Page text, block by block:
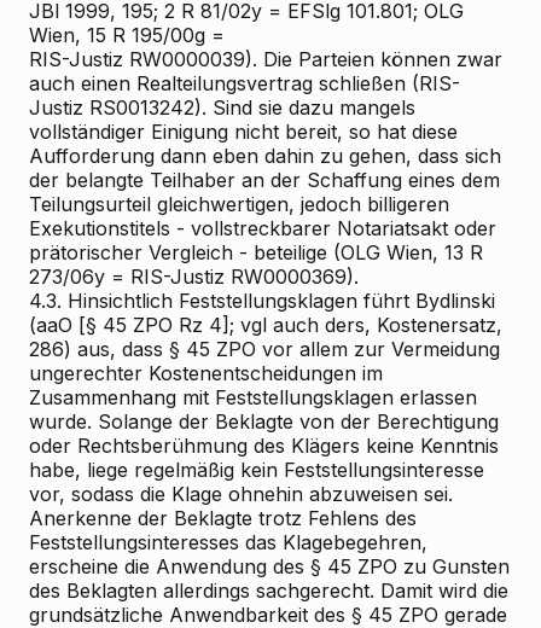
JBl 1999, 195; 2 R 81/02y = EFSlg 101.801; OLG
Wien, 15 R 195/00g =
RIS-Justiz RW0000039). Die Parteien können zwar
auch einen Realteilungsvertrag schließen (RIS-
Justiz RS0013242). Sind sie dazu mangels
vollständiger Einigung nicht bereit, so hat diese
Aufforderung dann eben dahin zu gehen, dass sich
der belangte Teilhaber an der Schaffung eines dem
Teilungsurteil gleichwertigen, jedoch billigeren
Exekutionstitels - vollstreckbarer Notariatsakt oder
prätorischer Vergleich - beteilige (OLG Wien, 13 R
273/06y = RIS-Justiz RW0000369).
4.3. Hinsichtlich Feststellungsklagen führt Bydlinski
(aaO [§ 45 ZPO Rz 4]; vgl auch ders, Kostenersatz,
286) aus, dass § 45 ZPO vor allem zur Vermeidung
ungerechter Kostenentscheidungen im
Zusammenhang mit Feststellungsklagen erlassen
wurde. Solange der Beklagte von der Berechtigung
oder Rechtsberühmung des Klägers keine Kenntnis
habe, liege regelmäßig kein Feststellungsinteresse
vor, sodass die Klage ohnehin abzuweisen sei.
Anerkenne der Beklagte trotz Fehlens des
Feststellungsinteresses das Klagebegehren,
erscheine die Anwendung des § 45 ZPO zu Gunsten
des Beklagten allerdings sachgerecht. Damit wird die
grundsätzliche Anwendbarkeit des § 45 ZPO gerade